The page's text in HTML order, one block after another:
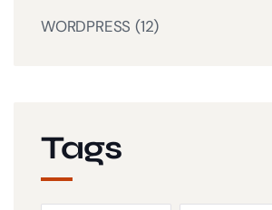
WORDPRESS (12)
Tags